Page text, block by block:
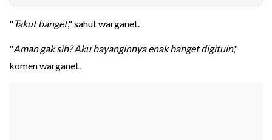
"Takut banget," sahut warganet.
"Aman gak sih? Aku bayanginnya enak banget digituin,"
komen warganet.